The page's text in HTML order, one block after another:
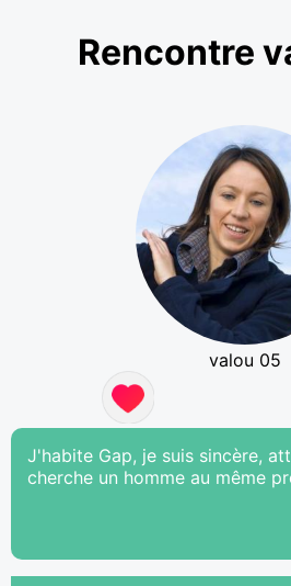
Rencontre
valou 05
J'habite Gap, je suis sincère,
cherche un homme au même